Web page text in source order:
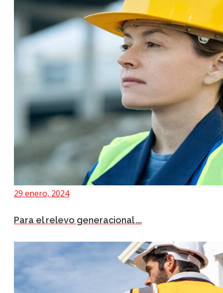
29 enero, 2024
Para el relevo generacional ...